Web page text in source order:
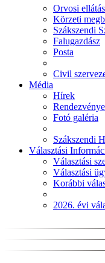
Orvosi ellátás
Körzeti
Szákszendi
Falugazdász
Posta
Civil
Média
Hírek
Fotó galéria
Szákszendi
Választási
Választási
Választási
Korábbi
2026. évi